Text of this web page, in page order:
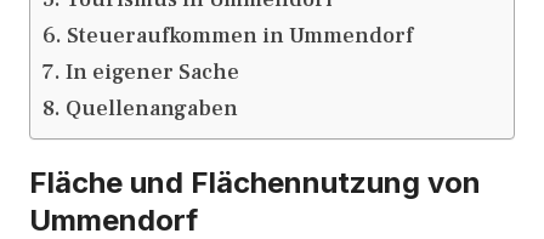
Steueraufkommen in Ummendorf
In eigener Sache
Quellenangaben
Fläche und Flächennutzung von
Ummendorf